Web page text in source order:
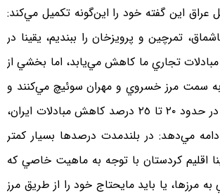
اين گفته خود را اين‌گونه تكميل مي‌كند:
تمرچين و پرويزخان را ببنديم، يقينا در
٤٥درصد مبادلات تجاري ما كاهش مي‌يابد، اما بخشي از
به سمت مرز خسروي و مهران سوئيچ مي‌كنند و
در ميان‌مدت چيزي در حدود ٢٠ تا ٢٥ درصد كاهش مبادلات ايران،
مي‌‌دهد: در بلندمدت درصد‌ها بسيار كمتر
اقليم كردستان با توجه به ماهيت خاصي كه
مرزها، يا بايد مايحتاج خود را از طريق مرز